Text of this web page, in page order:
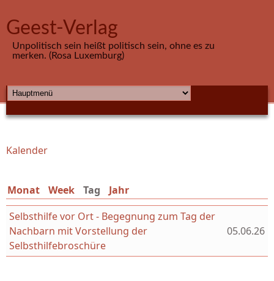
Geest-Verlag
Unpolitisch sein heißt politisch sein, ohne es zu
merken. (Rosa Luxemburg)
HAUPTMENÜ
Sie sind hier
Kalender
Monat Week Tag (aktiver Reiter)
Jahr
Selbsthilfe vor Ort - Begegnung zum Tag der
Nachbarn mit Vorstellung der
Selbsthilfebroschüre
05.06.26